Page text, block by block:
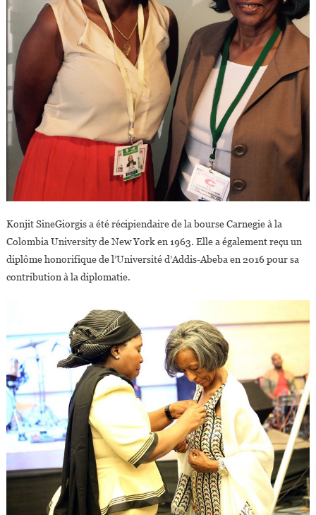
Konjit SineGiorgis a été récipiendaire de la bourse Carnegie à la
Colombia University de New York en 1963. Elle a également reçu un
diplôme honorifique de l’Université d’Addis-Abeba en 2016 pour sa
contribution à la diplomatie.